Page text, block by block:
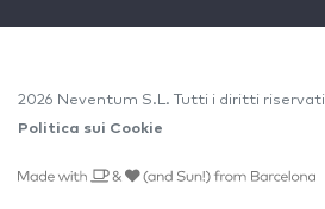
2026 Neventum S.L. Tutti i diritti riservati
Politica sui Cookie